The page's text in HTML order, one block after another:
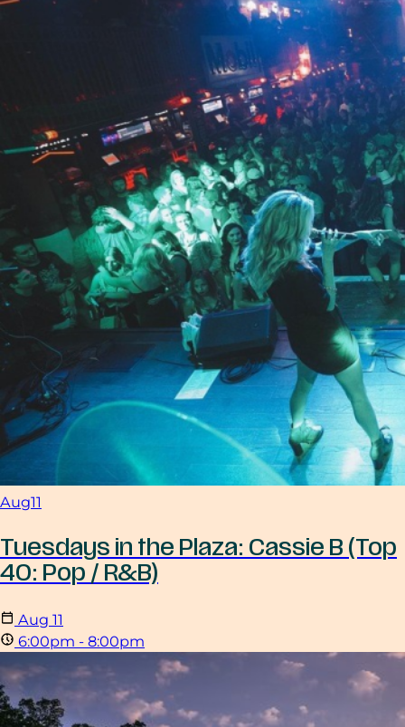
Aug11
Tuesdays in the Plaza: Cassie B (Top
40: Pop / R&B)
Aug 11
6:00pm - 8:00pm